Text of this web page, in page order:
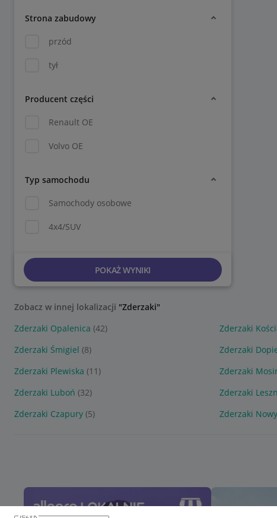
język
Strona zabudowy
przód
tył
Producent części
Renault OE
Volvo OE
Typ samochodu
Samochody osobowe
4x4/SUV
POKAŻ WYNIKI
Zobacz w innej lokalizacji "Zderzaki"
Zderzaki Opalenica (42) Zderzaki
Zderzaki Śmigiel (8) Zderzaki
Zderzaki Plewiska (11) Zderzaki
Zderzaki Luboń (32) Zderzaki
Zderzaki Czapury (5) Zderzaki